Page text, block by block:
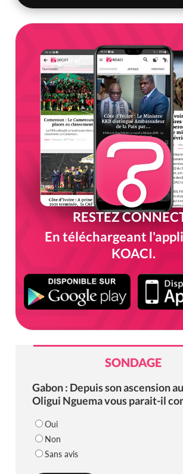
RESTEZ
En téléchargeant
KOACI.
SONDAGE
Gabon : Depuis son ascension
Oligui Nguema vous parait-il
Oui
Non
Sans avis